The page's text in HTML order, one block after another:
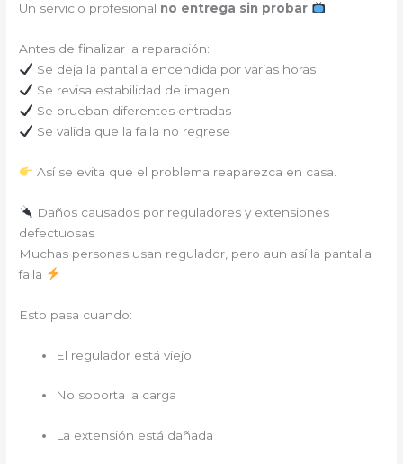
Un servicio profesional no entrega sin probar
Antes de finalizar la reparación:
Se deja la pantalla encendida por varias horas
Se revisa estabilidad de imagen
Se prueban diferentes entradas
Se valida que la falla no regrese
Así se evita que el problema reaparezca en casa.
Daños causados por reguladores y extensiones
defectuosas
Muchas personas usan regulador, pero aun así la pantalla
falla
Esto pasa cuando:
El regulador está viejo
No soporta la carga
La extensión está dañada